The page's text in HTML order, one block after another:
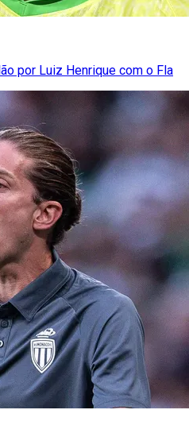
por Luiz Henrique com o Fla